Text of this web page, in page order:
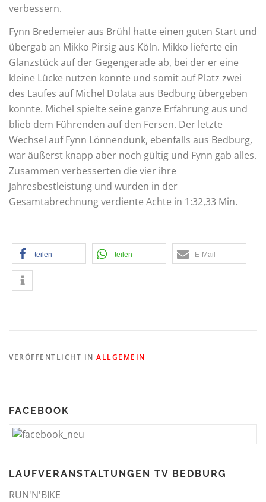
verbessern.
Fynn Bredemeier aus Brühl hatte einen guten Start und
übergab an Mikko Pirsig aus Köln. Mikko lieferte ein
Glanzstück auf der Gegengerade ab, bei der er eine
kleine Lücke nutzen konnte und somit auf Platz zwei
des Laufes auf Michel Dolata aus Bedburg übergeben
konnte. Michel spielte seine ganze Erfahrung aus und
blieb dem Führenden auf den Fersen. Der letzte
Wechsel auf Fynn Lönnendunk, ebenfalls aus Bedburg,
war äußerst knapp aber noch gültig und Fynn gab alles.
Zusammen verbesserten die vier ihre
Jahresbestleistung und wurden in der
Gesamtabrechnung verdiente Achte in 1:32,33 Min.
teilen teilen E-Mail
VERÖFFENTLICHT IN ALLGEMEIN
FACEBOOK
LAUFVERANSTALTUNGEN TV BEDBURG
RUN'N'BIKE